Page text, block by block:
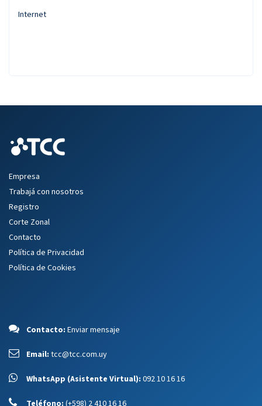
Internet
Empresa
Trabajá con nosotros
Registro
Corte Zonal
Contacto
Política de Privacidad
Política de Cookies
Contacto: Enviar mensaje
Email: tcc@tcc.com.uy
WhatsApp (Asistente Virtual): 092 10 16 16
Teléfono: (+598) 2 410 16 16